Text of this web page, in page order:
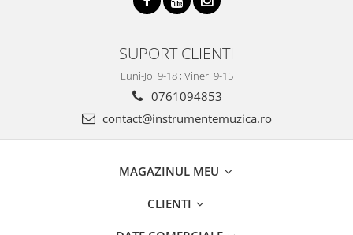
Ukulele
SUPORT CLIENTI
Luni-Joi 9-18 ; Vineri 9-15
0761094853
contact@instrumentemuzica.ro
MAGAZINUL MEU
CLIENTI